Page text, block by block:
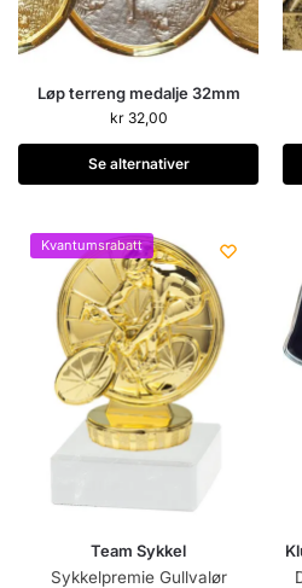
Løp terreng medalje 32mm
kr32,00
Se alternativer
Kvantumsrabatt
Team Sykkel
Sykkelpremie Gullvalør